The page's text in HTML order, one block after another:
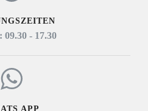
- 17.30
APP